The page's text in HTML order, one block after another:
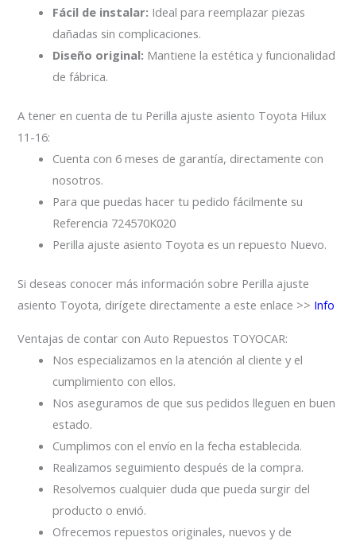
Fácil de instalar: Ideal para reemplazar piezas
dañadas sin complicaciones.
Diseño original: Mantiene la estética y funcionalidad
de fábrica.
A tener en cuenta de tu Perilla ajuste asiento Toyota Hilux
11-16:
Cuenta con 6 meses de garantía, directamente con
nosotros.
Para que puedas hacer tu pedido fácilmente su
Referencia 724570K020
Perilla ajuste asiento Toyota es un repuesto Nuevo.
Si deseas conocer más información sobre Perilla ajuste
asiento Toyota, dirígete directamente a este enlace >> Info
Ventajas de contar con Auto Repuestos TOYOCAR:
Nos especializamos en la atención al cliente y el
cumplimiento con ellos.
Nos aseguramos de que sus pedidos lleguen en buen
estado.
Cumplimos con el envío en la fecha establecida.
Realizamos seguimiento después de la compra.
Resolvemos cualquier duda que pueda surgir del
producto o envió.
Ofrecemos repuestos originales, nuevos y de